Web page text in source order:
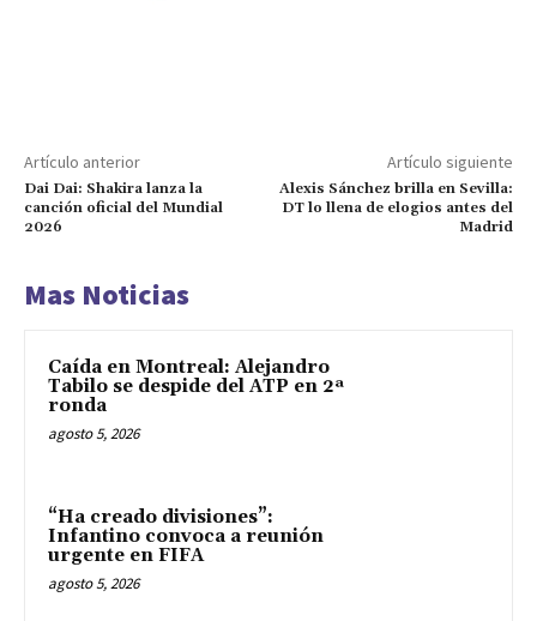
Artículo anterior
Dai Dai: Shakira lanza la
canción oficial del Mundial
2026
Artículo siguiente
Alexis Sánchez brilla en Sevilla:
DT lo llena de elogios antes del
Madrid
Mas Noticias
Caída en Montreal: Alejandro
Tabilo se despide del ATP en 2ª
ronda
agosto 5, 2026
“Ha creado divisiones”:
Infantino convoca a reunión
urgente en FIFA
agosto 5, 2026